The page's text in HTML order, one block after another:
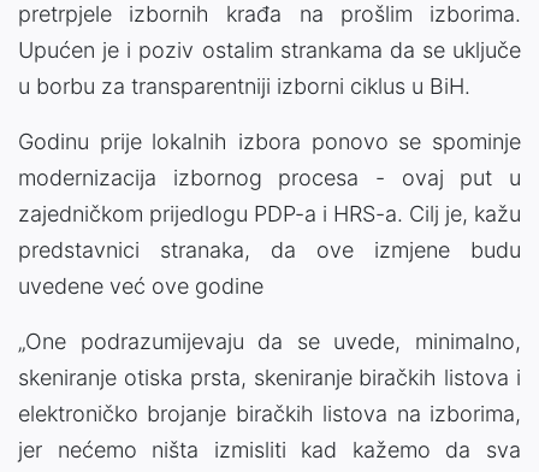
pretrpjele izbornih krađa na prošlim izborima.
Upućen je i poziv ostalim strankama da se uključe
u borbu za transparentniji izborni ciklus u BiH.
Godinu prije lokalnih izbora ponovo se spominje
modernizacija izbornog procesa - ovaj put u
zajedničkom prijedlogu PDP-a i HRS-a. Cilj je, kažu
predstavnici stranaka, da ove izmjene budu
uvedene već ove godine
„One podrazumijevaju da se uvede, minimalno,
skeniranje otiska prsta, skeniranje biračkih listova i
elektroničko brojanje biračkih listova na izborima,
jer nećemo ništa izmisliti kad kažemo da sva